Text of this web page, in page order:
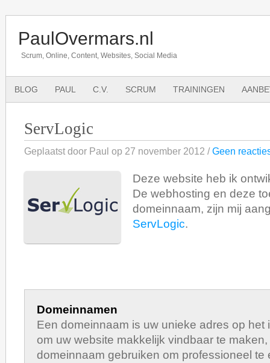
PaulOvermars.nl
Scrum, Online, Content, Websites, Social Media
BLOG PAUL C.V. SCRUM TRAININGEN
ServLogic
Geplaatst door Paul op 27 november 2012 /Geen
Deze website heb ik
De webhosting en deze
domeinnaam, zijn mij
ServLogic.
Domeinnamen
Een domeinnaam is uw unieke adres op het
om uw website makkelijk vindbaar te
domeinnaam gebruiken om professioneel te